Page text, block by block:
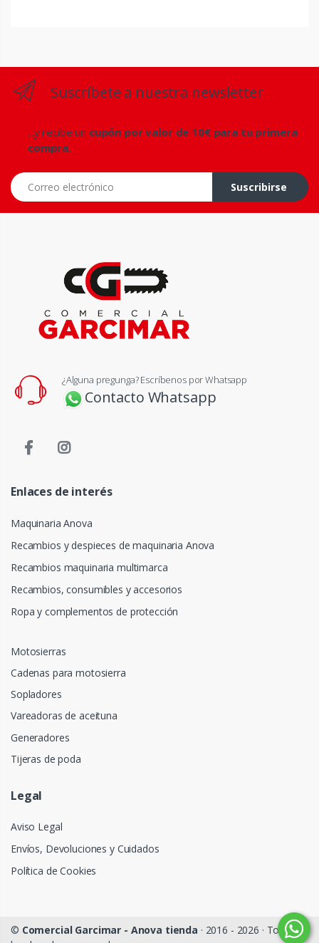
Suscríbete a nuestra newsletter
...y recibe un cupón por valor de 10€ para tu primera
compra.
Correo electrónico
Suscribirse
¿Alguna pregunga? Escríbenos por Whatsapp
Contacto Whatsapp
Enlaces de interés
Maquinaria Anova
Recambios y despieces de maquinaria Anova
Recambios maquinaria multimarca
Recambios, consumibles y accesorios
Ropa y complementos de protección
Motosierras
Cadenas para motosierra
Sopladores
Vareadoras de aceituna
Generadores
Tijeras de poda
Legal
Aviso Legal
Envíos, Devoluciones y Cuidados
Política de Cookies
© Comercial Garcimar - Anova tienda · 2016 - 2026 · Todos